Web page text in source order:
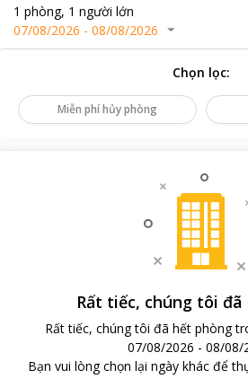
1 phòng, 1 người lớn
07/08/2026 - 08/08/2026
Chọn lọc:
Miễn phí hủy phòng
Rất tiếc, chúng tôi
Rất tiếc, chúng tôi đã hết phòng
07/08/2026 - 08/08/
Bạn vui lòng chọn lại ngày khác để